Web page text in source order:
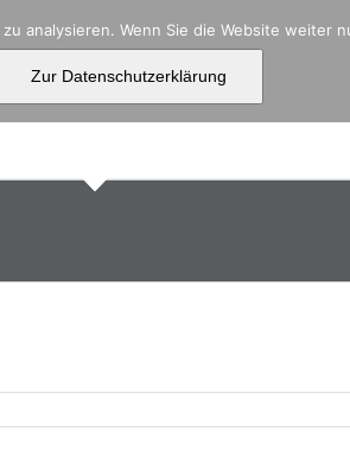
Aktuelles Über uns
analysieren. Wenn Sie die Website weiter
Zur Datenschutzerklärung